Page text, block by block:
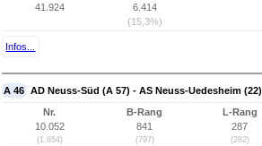
41.924
6.414
(15,3%)
Infos...
A 46 AD Neuss-Süd (A 57) - AS Neuss-Uedesheim (22)
Nr.
10.052
(1.654)
B-Rang
841
(797)
L-Rang
287
(282)